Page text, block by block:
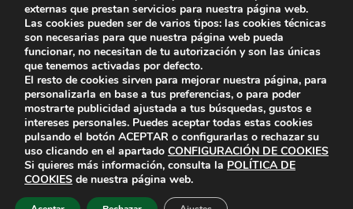
© 2024 Todos los derechos reservados
privacidad |Aviso legal Compromiso con la protección de datos
externas que prestan servicios para nuestra página web.
Las cookies pueden ser de varios tipos: las cookies técnicas
son necesarias para que nuestra página web pueda
funcionar, no necesitan de tu autorización y son las únicas
que tenemos activadas por defecto.
El resto de cookies sirven para mejorar nuestra página, para
personalizarla en base a tus preferencias, o para poder
mostrarte publicidad ajustada a tus búsquedas, gustos e
intereses personales. Puedes aceptar todas estas cookies
pulsando el botón ACEPTAR o configurarlas o rechazar su
uso clicando en el apartado CONFIGURACIÓN DE COOKIES
Si quieres más información, consulta la POLÍTICA DE
COOKIES de nuestra página web.